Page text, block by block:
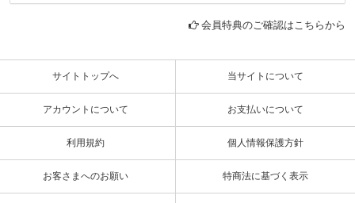
会員特典のご確認はこちらから
サイトトップへ 当サイトについて
アカウントについて お支払いについて
利用規約 個人情報保護方針
お客さまへのお願い 特商法に基づく表示